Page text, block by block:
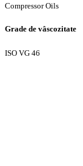
Compressor Oils
Grade de vâscozitate
ISO VG 46